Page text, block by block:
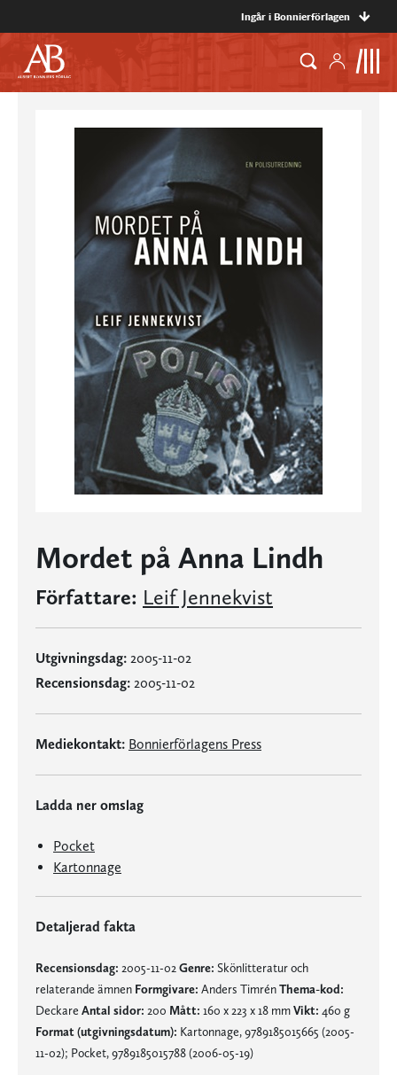
Ingår i Bonnierförlagen
Mordet på Anna Lindh
Författare: Leif Jennekvist
Utgivningsdag: 2005-11-02
Recensionsdag: 2005-11-02
Mediekontakt: Bonnierförlagens Press
Ladda ner omslag
Pocket
Kartonnage
Detaljerad fakta
Recensionsdag: 2005-11-02 Genre: Skönlitteratur och
relaterande ämnen Formgivare: Anders TimrénThema-kod:
Deckare Antal sidor: 200 Mått: 160 x 223 x 18 mmVikt: 460 g
Format (utgivningsdatum): Kartonnage, 9789185015665 (2005-
11-02); Pocket, 9789185015788 (2006-05-19)